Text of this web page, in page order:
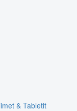
& Tabletit